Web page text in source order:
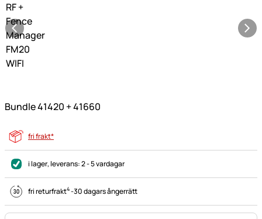
Bundle 41420 + 41660
fri frakt*
i lager, leverans:2 - 5 vardagar
fri returfrakt4-30 dagars ångerrätt